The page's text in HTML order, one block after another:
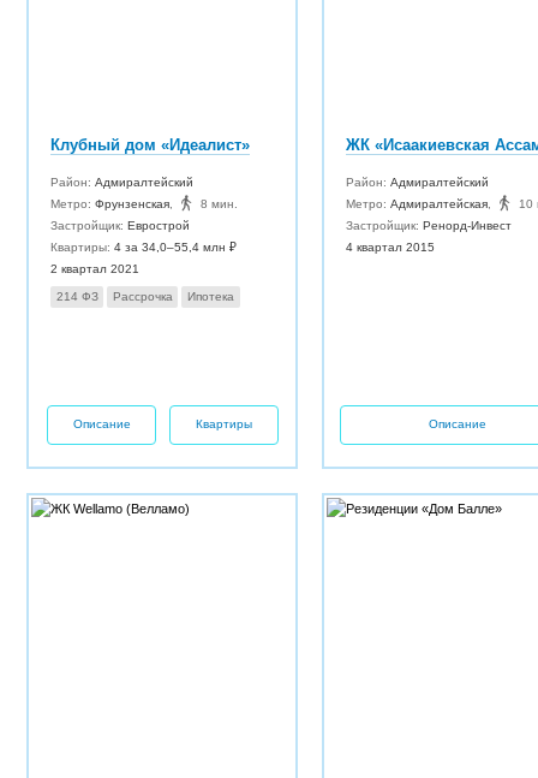
Клубный дом «Идеалист»
Район:Адмиралтейский
Метро: Фрунзенская
8 мин.
Застройщик:Еврострой
Квартиры:4 за 34,0–55,4 млн ₽
2 квартал 2021
214 ФЗ Рассрочка Ипотека
Описание Квартиры
Район: Адмиралтейский
Метро: Адмиралтейская,
10
Застройщик: Ренорд-Инвест
4 квартал 2015
Описание